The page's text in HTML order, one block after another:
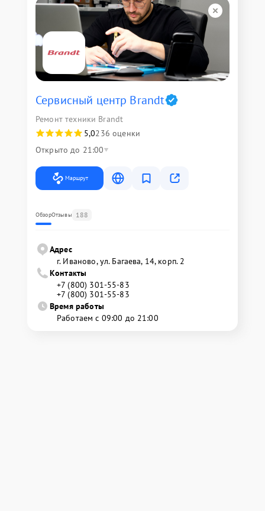
Сервисный центр Brandt
Ремонт техники Brandt
5,0236 оценки
Открыто до 21:00
Маршрут
ОбзорОтзывы 188
Адрес
г. Иваново, ул. Багаева, 14, корп. 2
Контакты
+7 (800) 301-55-83
+7 (800) 301-55-83
Время работы
Работаем с 09:00 до 21:00